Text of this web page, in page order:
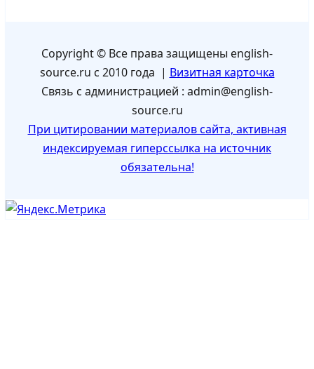
Copyright © Все права защищены english-
source.ru с 2010 года | Визитная карточка
Связь с администрацией : admin@english-
source.ru
При цитировании материалов сайта, активная
индексируемая гиперссылка на источник
обязательна!